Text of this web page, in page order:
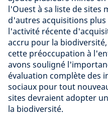
l'Ouest à sa liste de sites
d'autres acquisitions
l'activité récente
accru pour la
cette préoccupation à
avons souligné
évaluation complète des
sociaux pour tout
sites devraient adopter
la biodiversité.